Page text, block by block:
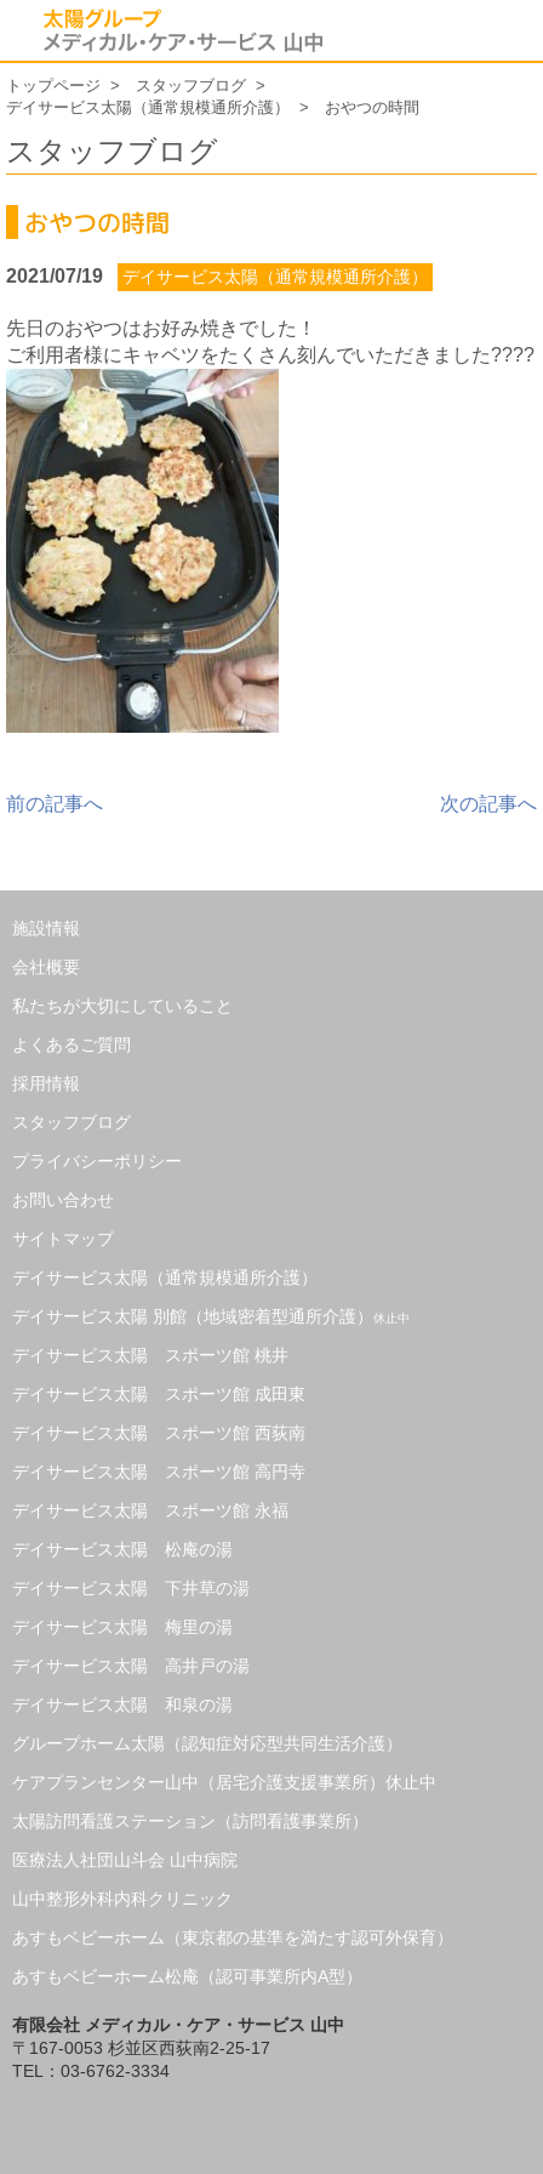
トップページ
スタッフブログ
デイサービス太陽（通常規模通所介護）
おやつの時間
スタッフブログ
おやつの時間
2021/07/19 デイサービス太陽（通常規模通所介護）
先日のおやつはお好み焼きでした！
ご利用者様にキャベツをたくさん刻んでいただきました????
前の記事へ 次の記事へ
施設情報
会社概要
私たちが大切にしていること
よくあるご質問
採用情報
スタッフブログ
プライバシーポリシー
お問い合わせ
サイトマップ
デイサービス太陽（通常規模通所介護）
デイサービス太陽 別館（地域密着型通所介護）
休止中
デイサービス太陽 スポーツ館 桃井
デイサービス太陽 スポーツ館 成田東
デイサービス太陽 スポーツ館 西荻南
デイサービス太陽 スポーツ館 高円寺
デイサービス太陽 スポーツ館 永福
デイサービス太陽 松庵の湯
デイサービス太陽 下井草の湯
デイサービス太陽 梅里の湯
デイサービス太陽 高井戸の湯
デイサービス太陽 和泉の湯
グループホーム太陽（認知症対応型共同生活介護）
ケアプランセンター山中（居宅介護支援事業所）休止中
太陽訪問看護ステーション（訪問看護事業所）
医療法人社団山斗会 山中病院
山中整形外科内科クリニック
あすもベビーホーム（東京都の基準を満たす認可外保育）
あすもベビーホーム松庵（認可事業所内A型）
有限会社 メディカル・ケア・サービス 山中
〒167-0053 杉並区西荻南2-25-17
TEL：03-6762-3334